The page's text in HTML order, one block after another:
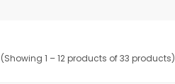
(Showing 1 – 12 products of 33 products)